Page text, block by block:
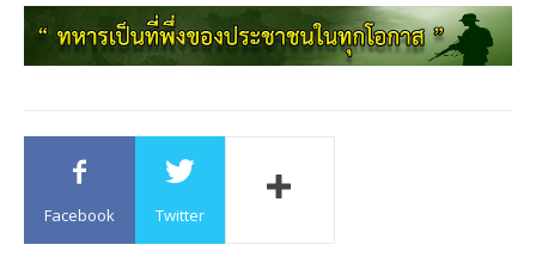
Facebook Twitter